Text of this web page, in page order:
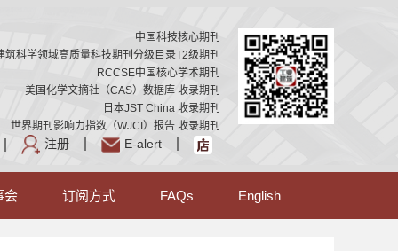
中国科技核心期刊
筑科学领域高质量科技期刊分级目录T2级期刊
RCCSE中国核心学术期刊
美国化学文摘社（CAS）数据库 收录期刊
日本JST China 收录期刊
世界期刊影响力指数（WJCI）报告 收录期刊
注册 E-alert
会 订阅方式 FAQs English